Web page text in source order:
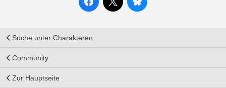
Suche unter Charakteren
Community
Zur Hauptseite